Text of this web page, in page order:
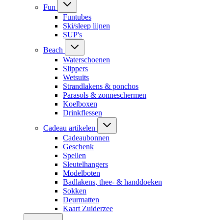
Fun
Funtubes
Ski/sleep lijnen
SUP's
Beach
Waterschoenen
Slippers
Wetsuits
Strandlakens & ponchos
Parasols & zonneschermen
Koelboxen
Drinkflessen
Cadeau artikelen
Cadeaubonnen
Geschenk
Spellen
Sleutelhangers
Modelboten
Badlakens, thee- & handdoeken
Sokken
Deurmatten
Kaart Zuiderzee